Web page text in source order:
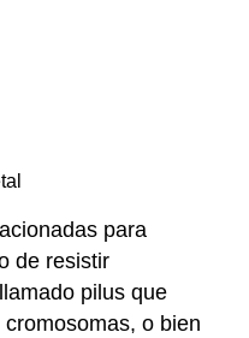
para
de resistir
pilus que
o bien